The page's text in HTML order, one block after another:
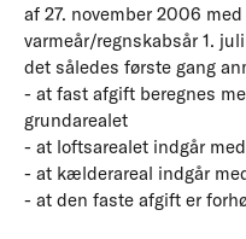
af 27. november 2006
varmeår/regnskabsår 1.
det således første gang
- at fast afgift beregnes
grundarealet
- at loftsarealet indgår
- at kælderareal indgår
- at den faste afgift er